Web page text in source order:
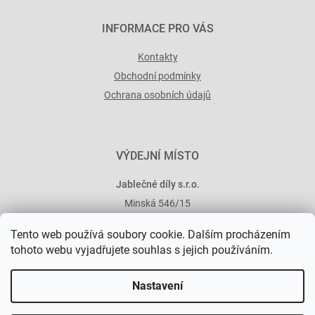
Tento web používá soubory cookie. Dalším procházením
tohoto webu vyjadřujete souhlas s jejich používáním.
Nastavení
INFORMACE PRO VÁS
Kontakty
Obchodní podmínky
Ochrana osobních údajů
VÝDEJNÍ MÍSTO
Jablečné díly s.r.o.
Minská 546/15
Vytvořil Shoptet Premium